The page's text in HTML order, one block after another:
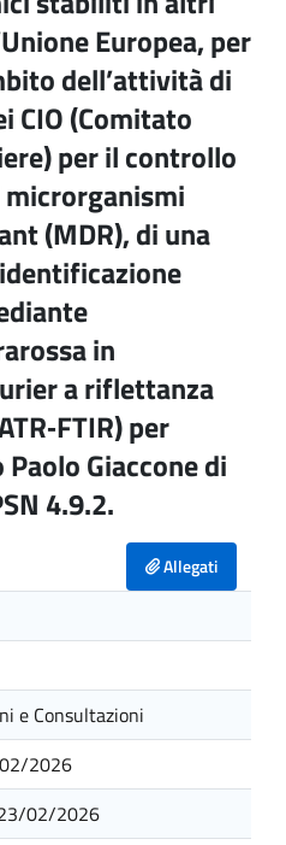
Europea, per
dell’attività di
CIO (Comitato
per il controllo
(MDR), di una
in
a riflettanza
per
Paolo Giaccone di
4.9.2.
Allegati
e Consultazioni
2026
02/2026